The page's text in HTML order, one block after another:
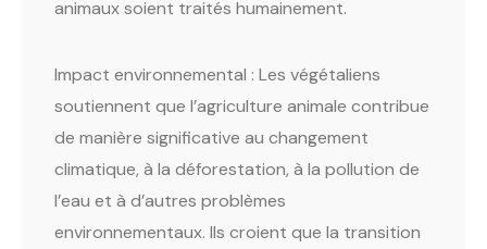
animaux soient traités humainement.
Impact environnemental : Les végétaliens
soutiennent que l’agriculture animale contribue
de manière significative au changement
climatique, à la déforestation, à la pollution de
l’eau et à d’autres problèmes
environnementaux. Ils croient que la transition